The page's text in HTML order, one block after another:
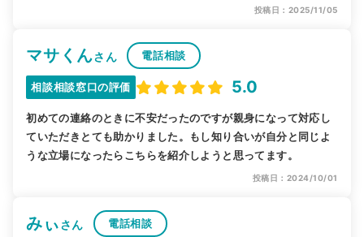
投稿日：2025/11/05
マサくんさん 電話相談
相談相談窓口の評価 5.0
初めての連絡のときに不安だったのですが親身になって対応し
ていただきとても助かりました。もし知り合いが自分と同じよ
うな立場になったらこちらを紹介しようと思ってます。
投稿日：2024/10/01
みぃさん 電話相談